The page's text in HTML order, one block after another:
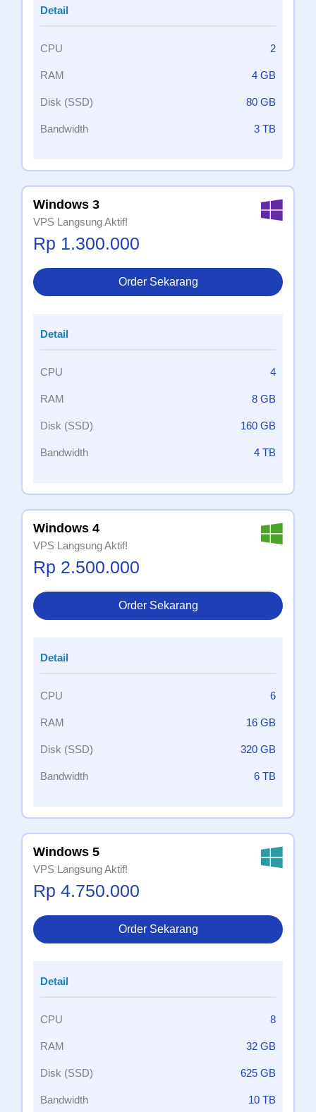
Detail
CPU 2
RAM 4 GB
Disk (SSD) 80 GB
Bandwidth 3 TB
Windows 3
VPS Langsung Aktif!
Rp 1.300.000
Order Sekarang
Detail
CPU 4
RAM 8 GB
Disk (SSD) 160 GB
Bandwidth 4 TB
Windows 4
VPS Langsung Aktif!
Rp 2.500.000
Order Sekarang
Detail
CPU 6
RAM 16 GB
Disk (SSD) 320 GB
Bandwidth 6 TB
Windows 5
VPS Langsung Aktif!
Rp 4.750.000
Order Sekarang
Detail
CPU 8
RAM 32 GB
Disk (SSD) 625 GB
Bandwidth 10 TB